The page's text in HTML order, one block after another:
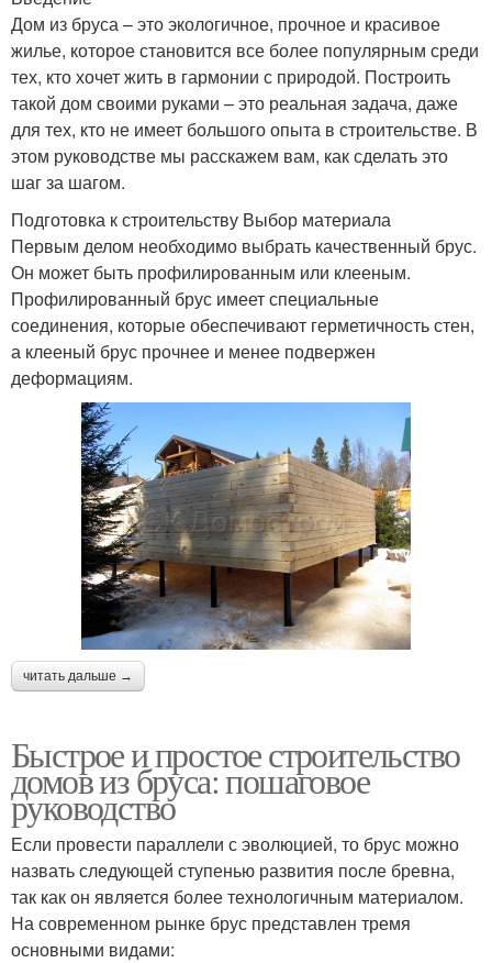
Дом из бруса – это экологичное, прочное и красивое
жилье, которое становится все более популярным среди
тех, кто хочет жить в гармонии с природой. Построить
такой дом своими руками – это реальная задача, даже
для тех, кто не имеет большого опыта в строительстве. В
этом руководстве мы расскажем вам, как сделать это
шаг за шагом.
Подготовка к строительству Выбор материала
Первым делом необходимо выбрать качественный брус.
Он может быть профилированным или клееным.
Профилированный брус имеет специальные
соединения, которые обеспечивают герметичность стен,
а клееный брус прочнее и менее подвержен
деформациям.
читать дальше →
Быстрое и простое строительство
домов из бруса: пошаговое
руководство
Если провести параллели с эволюцией, то брус можно
назвать следующей ступенью развития после бревна,
так как он является более технологичным материалом.
На современном рынке брус представлен тремя
основными видами: